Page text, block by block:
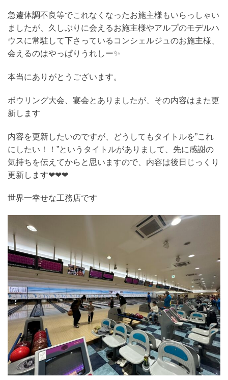
急遽体調不良等でこれなくなったお施主様もいらっしゃい
ましたが、久しぶりに会えるお施主様やアルプのモデルハ
ウスに常駐して下さっているコンシェルジュのお施主様、
会えるのはやっぱりうれしー✨
本当にありがとうございます。
ボウリング大会、宴会とありましたが、その内容はまた更
新します
内容を更新したいのですが、どうしてもタイトルを”これ
にしたい！！”というタイトルがありまして、先に感謝の
気持ちを伝えてからと思いますので、内容は後日じっくり
更新します❤❤❤
世界一幸せな工務店です